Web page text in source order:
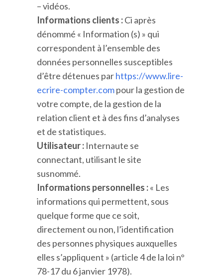
– vidéos.
Informations clients :Ci après
dénommé « Information (s) » qui
correspondent à l’ensemble des
données personnelles susceptibles
d’être détenues parhttps://www.lire-
ecrire-compter.compour la gestion de
votre compte, de la gestion de la
relation client et à des fins d’analyses
et de statistiques.
Utilisateur : Internaute se
connectant, utilisant le site
susnommé.
Informations personnelles :« Les
informations qui permettent, sous
quelque forme que ce soit,
directement ou non, l’identification
des personnes physiques auxquelles
elles s’appliquent » (article 4 de la loi n°
78-17 du 6 janvier 1978).